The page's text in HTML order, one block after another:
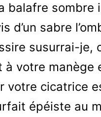
balafre sombre
d’un sabre
susurrai-je,
à votre
votre cicatrice
épéiste au